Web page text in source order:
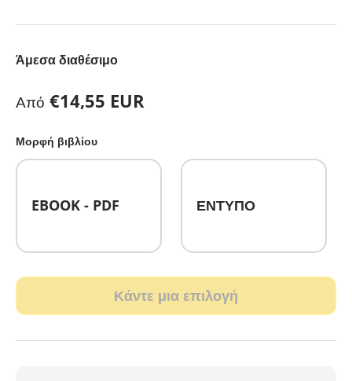
Άμεσα διαθέσιμο
Κανονική τιμή
Από €14,55 EUR
Μορφή βιβλίου
EBOOK - PDF ΕΝΤΥΠΟ
Κάντε μια επιλογή